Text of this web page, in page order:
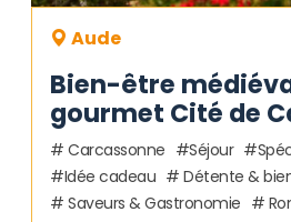
Bien-être
gourmet Cité de
Aude
Carcassonne Séjour
Idée cadeau
Détente &
Saveurs & Gastronomie